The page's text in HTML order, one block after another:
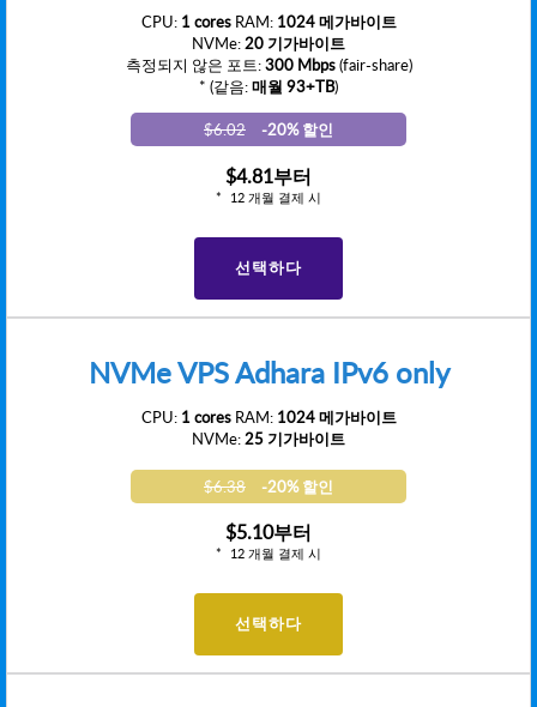
CPU: 1 coresRAM: 1024 메가바이트
NVMe:20 기가바이트
측정되지 않은 포트:300 Mbps(fair-share)
* (같음:매월 93+TB)
$6.02
-20% 할인
$4.81부터
12 개월 결제 시
선택하다
NVMe VPS Adhara IPv6 only
CPU: 1 coresRAM: 1024 메가바이트
NVMe:25 기가바이트
$6.38 -20% 할인
$5.10부터
12 개월 결제 시
선택하다